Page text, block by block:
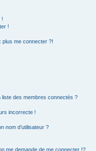
!
!
plus me connecter ?!
liste des membres connectés ?
incorrecte !
nom d’utilisateur ?
me demande de me connecter !?